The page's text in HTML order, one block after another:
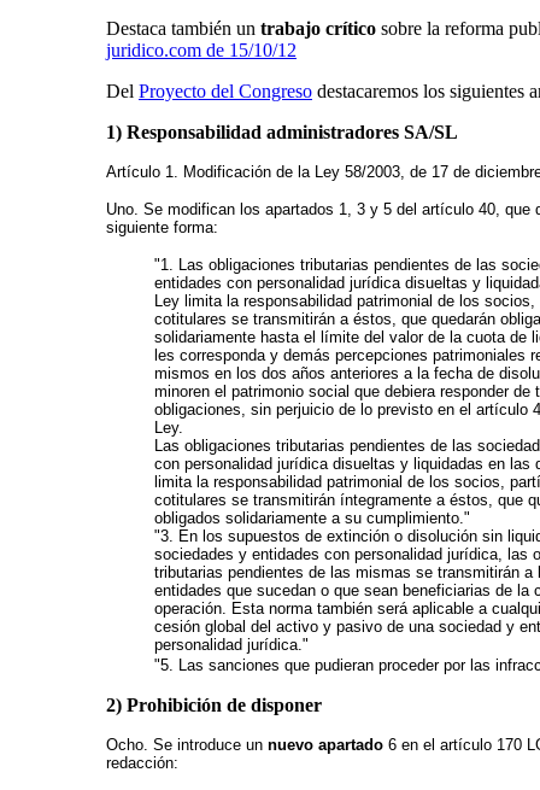
Destaca también un trabajo crítico sobre la reforma
juridico.com de 15/10/12
Del Proyecto del Congreso destacaremos los siguientes
1) Responsabilidad administradores SA/SL
Artículo 1. Modificación de la Ley 58/2003, de 17 de
Uno. Se modifican los apartados 1, 3 y 5 del artículo 40, que
siguiente forma:
"1. Las obligaciones tributarias pendientes de las
entidades con personalidad jurídica disueltas y
Ley limita la responsabilidad patrimonial de los
cotitulares se transmitirán a éstos, que quedarán
solidariamente hasta el límite del valor de la cuota de
les corresponda y demás percepciones patrimoniales
mismos en los dos años anteriores a la fecha de
minoren el patrimonio social que debiera responder de
obligaciones, sin perjuicio de lo previsto en el artículo
Ley.
Las obligaciones tributarias pendientes de las
con personalidad jurídica disueltas y liquidadas en las
limita la responsabilidad patrimonial de los socios,
cotitulares se transmitirán íntegramente a éstos, que
obligados solidariamente a su cumplimiento."
"3. En los supuestos de extinción o disolución sin
sociedades y entidades con personalidad jurídica, las
tributarias pendientes de las mismas se transmitirán a
entidades que sucedan o que sean beneficiarias de la
operación. Esta norma también será aplicable a
cesión global del activo y pasivo de una sociedad y
personalidad jurídica."
"5. Las sanciones que pudieran proceder por las
2) Prohibición de disponer
Ocho. Se introduce un nuevo apartado 6 en el artículo 170
redacción: